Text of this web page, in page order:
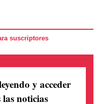
suscriptores
y acceder
noticias